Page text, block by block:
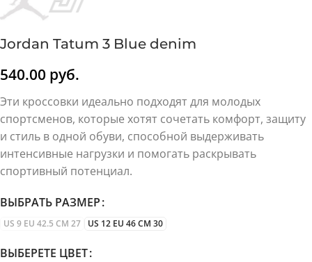
Jordan Tatum 3 Blue denim
540.00 руб.
Эти кроссовки идеально подходят для молодых
спортсменов, которые хотят сочетать комфорт, защиту
и стиль в одной обуви, способной выдерживать
интенсивные нагрузки и помогать раскрывать
спортивный потенциал.
ВЫБРАТЬ РАЗМЕР
US 9 EU 42.5 CM 27 US 12 EU 46 CM 30
ВЫБЕРЕТЕ ЦВЕТ